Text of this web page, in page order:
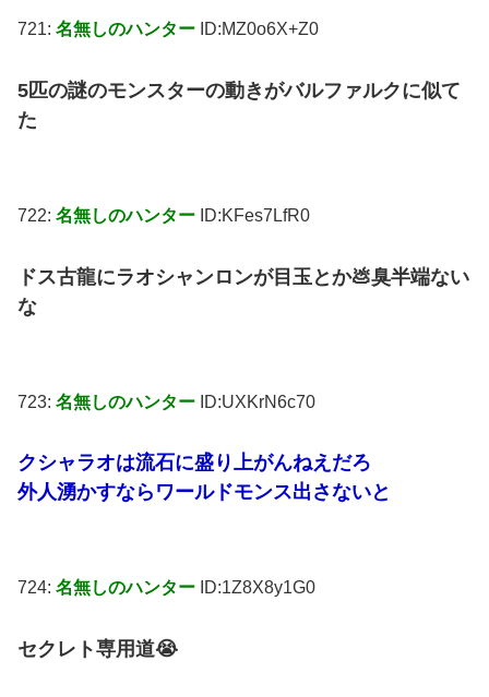
721: 名無しのハンター ID:MZ0o6X+Z0
5匹の謎のモンスターの動きがバルファルクに似て
た
722: 名無しのハンター ID:KFes7LfR0
ドス古龍にラオシャンロンが目玉とか💩臭半端ない
な
723: 名無しのハンター ID:UXKrN6c70
クシャラオは流石に盛り上がんねえだろ
外人湧かすならワールドモンス出さないと
724: 名無しのハンター ID:1Z8X8y1G0
セクレト専用道😭